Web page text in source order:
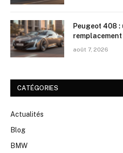
Peugeot 408
août 7, 2026
CATÉGORIES
Actualités
Blog
BMW